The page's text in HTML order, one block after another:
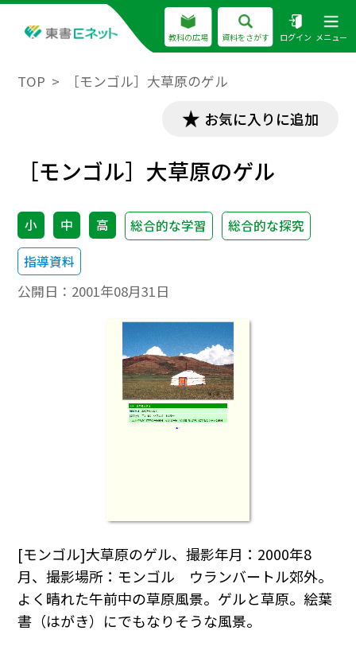
教科の広場 資料をさがす ログイン メニュー
TOP ［モンゴル］大草原のゲル
お気に入りに追加
［モンゴル］大草原のゲル
小 中 高 総合的な学習
総合的な探究
指導資料
公開日： 2001年08月31日
[モンゴル]大草原のゲル、撮影年月：2000年8
月、撮影場所：モンゴル ウランバートル郊外。
よく晴れた午前中の草原風景。ゲルと草原。絵葉
書（はがき）にでもなりそうな風景。